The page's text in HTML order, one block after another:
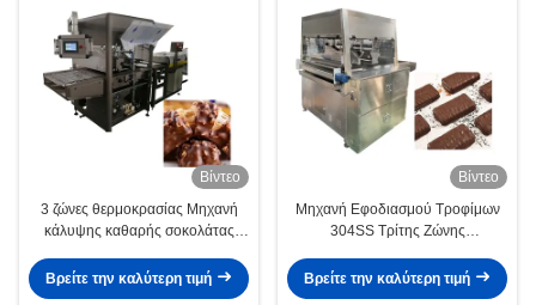
Βίντεο
3 ζώνες θερμοκρασίας Μηχανή
κάλυψης καθαρής σοκολάτας
Βρείτε την καλύτερη τιμή
Βίντεο
Μηχανή Εφοδιασμού Τροφίμων
304SS Τρίτης Ζώνης
Βρείτε την καλύτερη τιμή